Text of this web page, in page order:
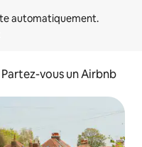
Partez-vous un Airbnb